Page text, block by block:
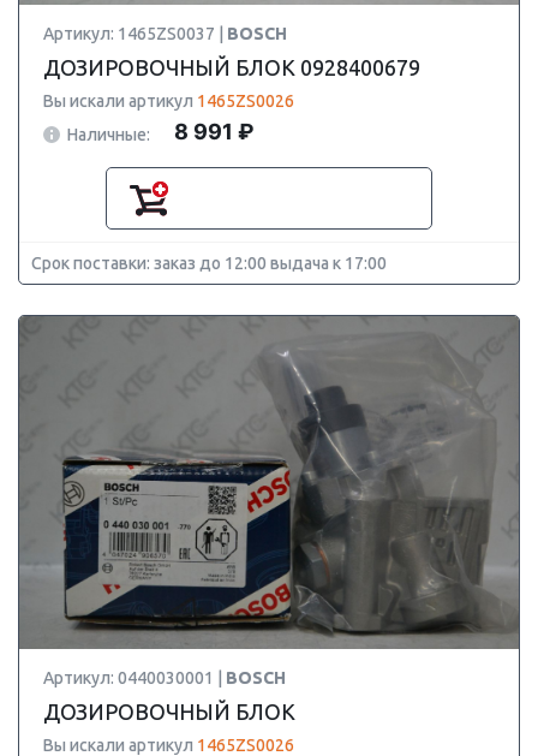
Артикул: 1465ZS0037 | BOSCH
ДОЗИРОВОЧНЫЙ БЛОК 0928400679
Вы искали артикул 1465ZS0026
Наличные:
8 991 ₽
Срок поставки: заказ до 12:00 выдача к 17:00
Артикул: 0440030001 | BOSCH
ДОЗИРОВОЧНЫЙ БЛОК
Вы искали артикул 1465ZS0026